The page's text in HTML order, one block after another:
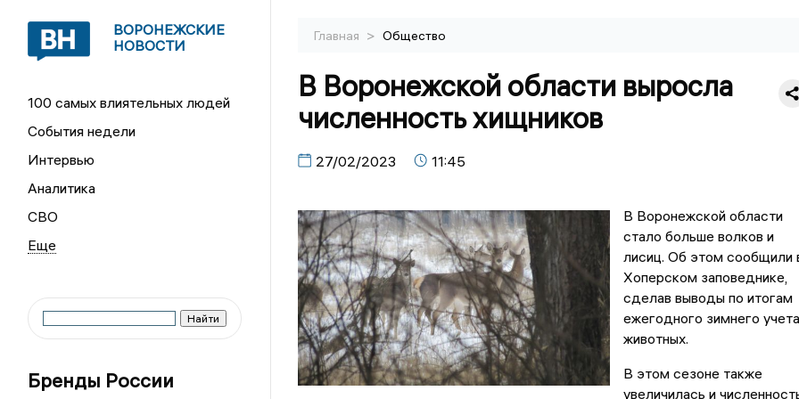
ВОРОНЕЖСКИЕ
НОВОСТИ
100 самых влиятельных людей
События недели
Интервью
Аналитика
СВО
Бренды России
Главная > Общество
В Воронежской области выросла
численность хищников
27/02/2023 11:45
В Воронежской области
стало больше волков и
лисиц. Об этом сообщили
Хоперском заповеднике,
сделав выводы по итогам
ежегодного зимнего учета
животных.
В этом сезоне также
увеличилась и